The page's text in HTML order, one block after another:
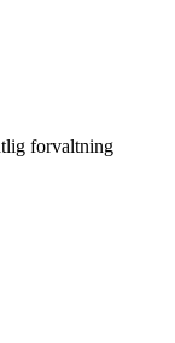
forvaltning